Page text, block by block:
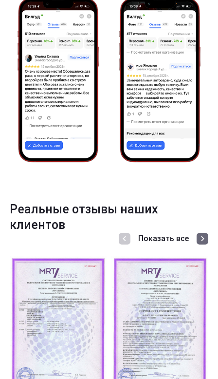
Реальные отзывы наших
клиентов
Показать все